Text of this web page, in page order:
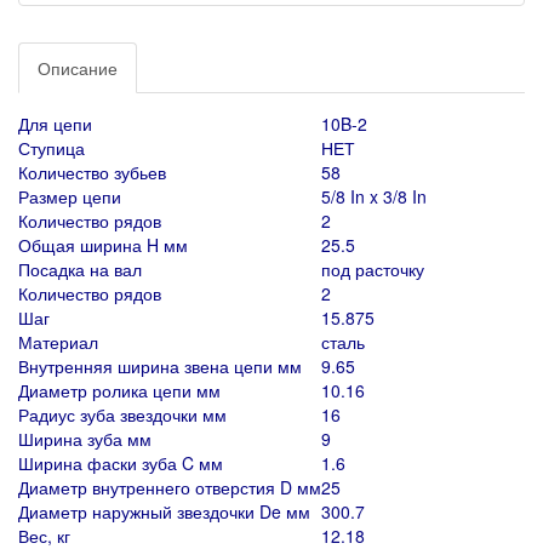
Описание
Для цепи
10B-2
Ступица
НЕТ
Количество зубьев
58
Размер цепи
5/8 In x 3/8 In
Количество рядов
2
Общая ширина H мм
25.5
Посадка на вал
под расточку
Количество рядов
2
Шаг
15.875
Материал
сталь
Внутренняя ширина звена цепи мм
9.65
Диаметр ролика цепи мм
10.16
Радиус зуба звездочки мм
16
Ширина зуба мм
9
Ширина фаски зуба C мм
1.6
Диаметр внутреннего отверстия D мм25
Диаметр наружный звездочки De мм 300.7
Вес, кг
12.18